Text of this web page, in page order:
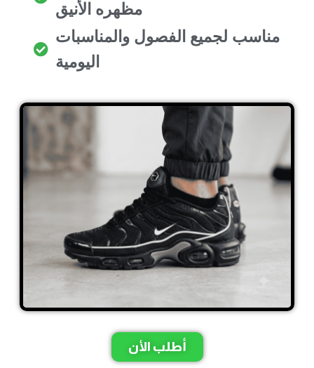
مظهره الأنيق
مناسب لجميع الفصول والمناسبات
اليومية
أطلب الأن